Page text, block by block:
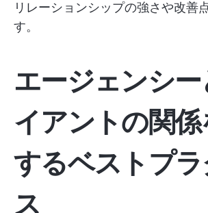
リレーションシップの強さや改善
す。
エージェンシ
イアントの関
するベストプラ
ス